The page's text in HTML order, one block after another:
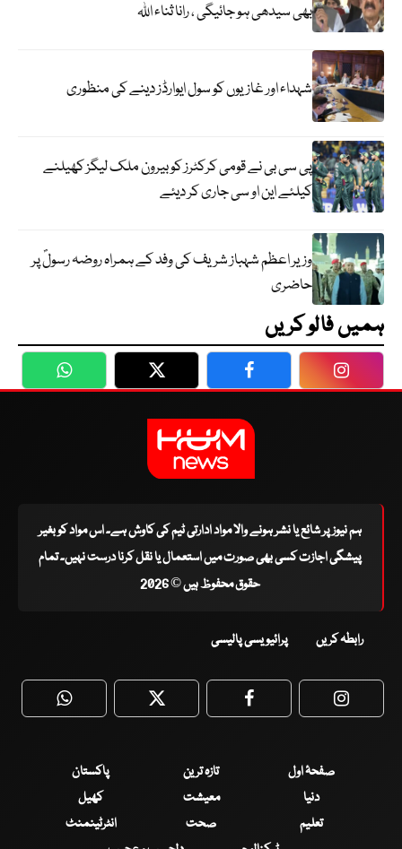
بھی سیدھی ہو جائیگی ، رانا ثناء اللہ
شہداء اور غازیوں کو سول ایوارڈز دینے کی منظوری
پی سی بی نے قومی کرکٹرز کو بیرون ملک لیگز کھیلنے
کیلئے این او سی جاری کر دیئے
وزیر اعظم شہباز شریف کی وفد کے ہمراہ روضہ رسولؐ پر
حاضری
ہمیں فالو کریں
WhatsApp Twitter Facebook
ہم نیوز پر شائع یا نشر ہونے والا مواد ادارتی ٹیم کی کاوش ہے۔ اس مواد کو بغیر
پیشگی اجازت کسی بھی صورت میں استعمال یا نقل کرنا درست نہیں۔ تمام
حقوق محفوظ ہیں © 2026
رابطہ کریں پرائیویسی پالیسی
WhatsApp Twitter Facebook
صفحۂ اول تازہ ترین
پاکستان
دنیا
معیشت
کھیل
تعلیم
صحت
انٹرٹینمنٹ